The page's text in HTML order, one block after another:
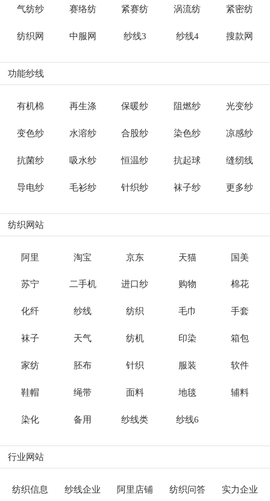
气纺纱 赛络纺 紧赛纺 涡流纺 紧密纺
纺织网 中服网 纱线3 纱线4 搜款网
功能纱线
有机棉 再生涤 保暖纱 阻燃纱 光变纱
变色纱 水溶纱 合股纱 染色纱 凉感纱
抗菌纱 吸水纱 恒温纱 抗起球 缝纫线
导电纱 毛衫纱 针织纱 袜子纱 更多纱
纺织网站
阿里 淘宝 京东 天猫 国美
苏宁 二手机 进口纱 购物 棉花
化纤 纱线 纺织 毛巾 手套
袜子 天气 纺机 印染 箱包
家纺 胚布 针织 服装 软件
鞋帽 绳带 面料 地毯 辅料
染化 备用 纱线类 纱线6
行业网站
纺织信息 纱线企业 阿里店铺 纺织问答 实力企业